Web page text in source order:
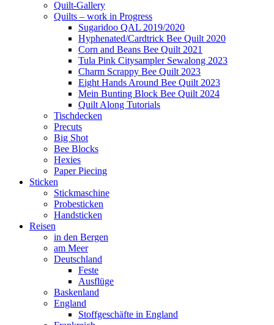
Quilt-Gallery
Quilts – work in Progress
Sugaridoo QAL 2019/2020
Hyphenated/Cardtrick Bee Quilt 2020
Corn and Beans Bee Quilt 2021
Tula Pink Citysampler Sewalong 2023
Charm Scrappy Bee Quilt 2023
Eight Hands Around Bee Quilt 2023
Mein Bunting Block Bee Quilt 2024
Quilt Along Tutorials
Tischdecken
Precuts
Big Shot
Bee Blocks
Hexies
Paper Piecing
Sticken
Stickmaschine
Probesticken
Handsticken
Reisen
in den Bergen
am Meer
Deutschland
Feste
Ausflüge
Baskenland
England
Stoffgeschäfte in England